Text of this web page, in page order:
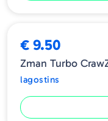
€ 9.50
Zman Turbo
lagostins